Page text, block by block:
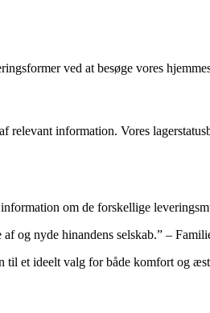
ved at besøge vores
relevant information. Vores
om de forskellige
og nyde hinandens selskab.” –
til et ideelt valg for både komfort og